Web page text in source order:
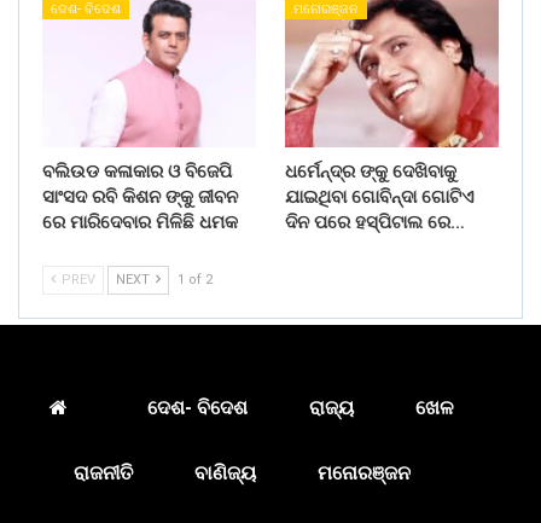
ଦେଶ- ବିଦେଶ
ବଲିଉଡ କଳାକାର ଓ ବିଜେପି
ସାଂସଦ ରବି କିଶନ ଙ୍କୁ ଜୀବନ
ରେ ମାରିଦେବାର ମିଳିଛି ଧମକ
ମନୋରଞ୍ଜନ
ଧର୍ମେନ୍ଦ୍ର ଙ୍କୁ ଦେଖିବାକୁ
ଯାଇଥିବା ଗୋବିନ୍ଦା ଗୋଟିଏ
ଦିନ ପରେ ହସ୍ପିଟାଲ ରେ…
PREV NEXT 1 of 2
ଦେଶ- ବିଦେଶ ରାଜ୍ୟ ଖେଳ
ରାଜନୀତି ବାଣିଜ୍ୟ ମନୋରଞ୍ଜନ